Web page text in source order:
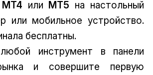
MT4 или MT5 на настольный
или мобильное устройство.
бесплатны.
инструмент в панели
и совершите первую